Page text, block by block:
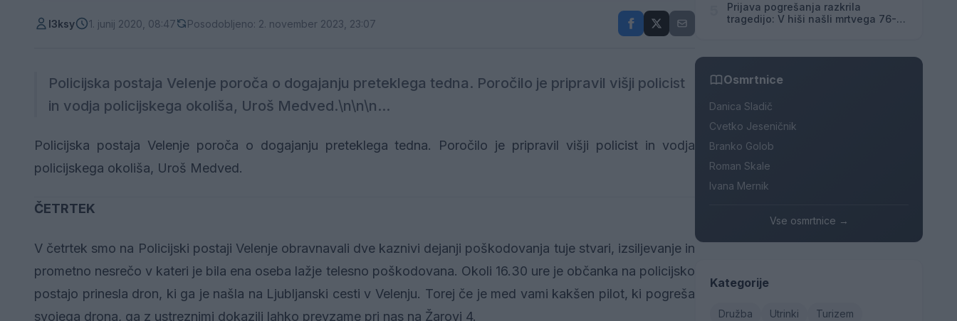
l3ksy 1. junij 2020, 08:47 Posodobljeno: 2. november 2023, 23:07
Policijska postaja Velenje poroča o dogajanju preteklega tedna. Poročilo je pripravil višji policist
in vodja policijskega okoliša, Uroš Medved.\n\n\n...
Policijska postaja Velenje poroča o dogajanju preteklega tedna. Poročilo je pripravil višji policist in vodja
policijskega okoliša, Uroš Medved.
ČETRTEK
V četrtek smo na Policijski postaji Velenje obravnavali dve kaznivi dejanji poškodovanja tuje stvari, izsiljevanje in
prometno nesrečo v kateri je bila ena oseba lažje telesno poškodovana. Okoli 16.30 ure je občanka na policijsko
postajo prinesla dron, ki ga je našla na Ljubljanski cesti v Velenju. Torej če je med vami kakšen pilot, ki pogreša
svojega drona, ga z ustreznimi dokazili lahko prevzame pri nas na Žarovi 4.
Prijava pogrešanja razkrila
tragedijo: V hiši našli mrtvega 76-
Osmrtnice
Danica Sladič
Cvetko Jeseničnik
Branko Golob
Roman Skale
Ivana Mernik
Vse osmrtnice →
Kategorije
Družba Utrinki
Turizem